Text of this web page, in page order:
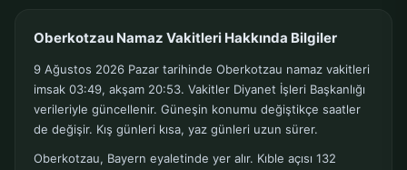
Oberkotzau Namaz Vakitleri Hakkında Bilgiler
9 Ağustos 2026 Pazar tarihinde Oberkotzau namaz vakitleri
imsak 03:49, akşam 20:53. Vakitler Diyanet İşleri Başkanlığı
verileriyle güncellenir. Güneşin konumu değiştikçe saatler
de değişir. Kış günleri kısa, yaz günleri uzun sürer.
Oberkotzau, Bayern eyaletinde yer alır. Kıble açısı 132